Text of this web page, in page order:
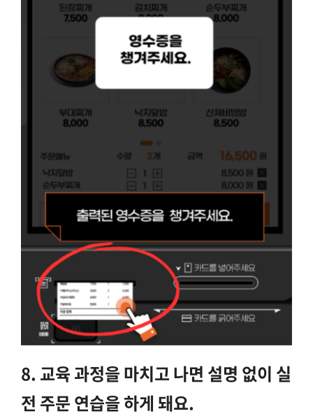
8. 교육 과정을 마치고 나면 설명 없이 실
전 주문 연습을 하게 돼요.